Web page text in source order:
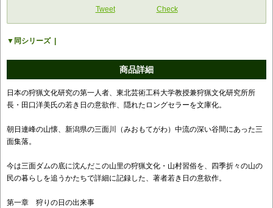
Tweet Check
同シリーズ
商品詳細
日本の狩猟文化研究の第一人者、東北芸術工科大学教授兼狩猟文化研究所所
長・田口洋美氏の若き日の意欲作、隠れたロングセラーを文庫化。
朝日連峰の山懐、新潟県の三面川（みおもてがわ）中流の深い谷間にあった三
面集落。
今は三面ダムの底に沈んだこの山里の狩猟文化・山村習俗を、四季折々の山の
民の暮らしを追うかたちで詳細に記録した、著者若き日の意欲作。
第一章 狩りの日の出来事